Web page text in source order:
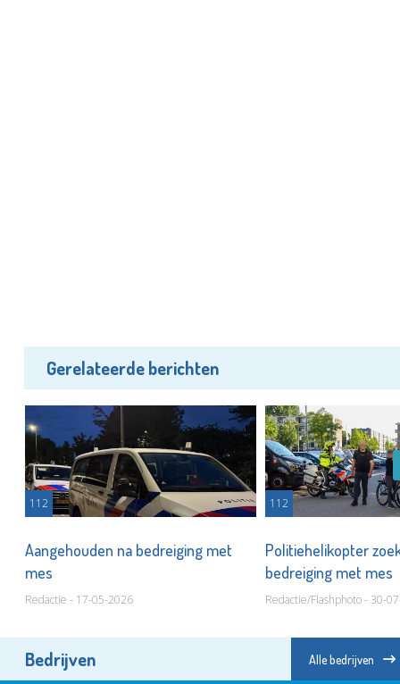
Gerelateerde berichten
112
Aangehouden na bedreiging met
mes
Redactie - 17-05-2026
112
Politiehelikopter
bedreiging met mes
Redactie/Flashphoto - 30-
Bedrijven Alle bedrijven